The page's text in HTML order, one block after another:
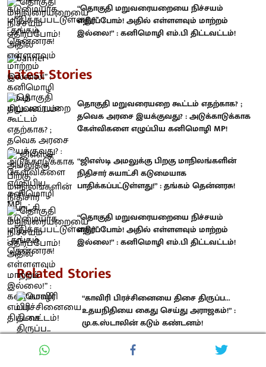
“தொகுதி மறுவரையறையை நிச்சயம்
எதிர்ப்போம்! அதில் எள்ளளவும் மாற்றம்
இல்லை!” : கனிமொழி எம்.பி திட்டவட்டம்!
Latest Stories
தொகுதி மறுவரையறை கூட்டம் எதற்காக? ;
தவெக அரசை இயக்குவது? : அடுக்காடுக்காக
கேள்விகளை எழுப்பிய கனிமொழி MP!
“ஜிஎஸ்டி அமலுக்கு பிறகு மாநிலங்களின்
நிதிசார் சுயாட்சி கடுமையாக
பாதிக்கப்பட்டுள்ளது!” : தங்கம் தென்னரசு!
“தொகுதி மறுவரையறையை நிச்சயம்
எதிர்ப்போம்! அதில் எள்ளளவும் மாற்றம்
இல்லை!” : கனிமொழி எம்.பி திட்டவட்டம்!
Related Stories
“காவிரி பிரச்சினையை திசை திருப்ப...
உதயநிதியை கைது செய்து அராஜகம்!” :
மு.க.ஸ்டாலின் கடும் கண்டனம்!
“கடந்த 5 ஆண்டுகளாக தண்ணீர் வந்தது...